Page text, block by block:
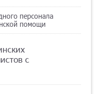
персонала
помощи
с